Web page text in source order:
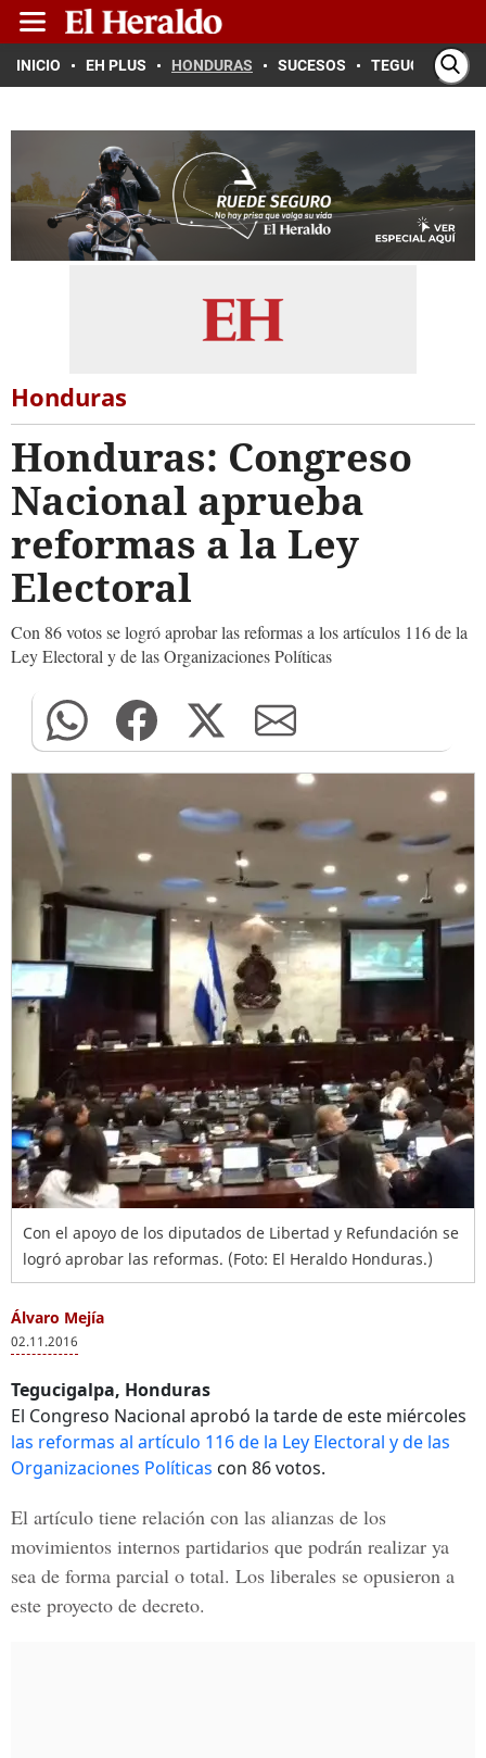
INICIO EH PLUS HONDURAS SUCESOS TEGUCIGALPA
Honduras
Honduras: Congreso
Nacional aprueba
reformas a la Ley
Electoral
Con 86 votos se logró aprobar las reformas a los artículos 116 de la
Ley Electoral y de las Organizaciones Políticas
Con el apoyo de los diputados de Libertad y Refundación se
logró aprobar las reformas. (Foto: El Heraldo Honduras.)
Álvaro Mejía
02.11.2016
Tegucigalpa, Honduras
El Congreso Nacional aprobó la tarde de este miércoles
las reformas al artículo 116 de la Ley Electoral y de las
Organizaciones Políticas con 86 votos.
El artículo tiene relación con las alianzas de los
movimientos internos partidarios que podrán realizar ya
sea de forma parcial o total. Los liberales se opusieron a
este proyecto de decreto.